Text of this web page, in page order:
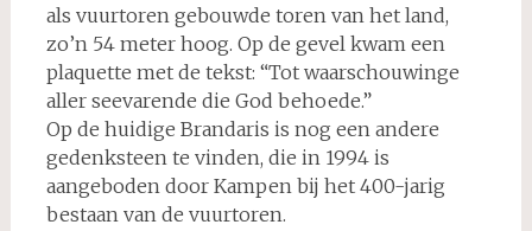
als vuurtoren gebouwde toren van het land,
zo’n 54 meter hoog. Op de gevel kwam een
plaquette met de tekst: “Tot waarschouwinge
aller seevarende die God behoede.”
Op de huidige Brandaris is nog een andere
gedenksteen te vinden, die in 1994 is
aangeboden door Kampen bij het 400-jarig
bestaan van de vuurtoren.